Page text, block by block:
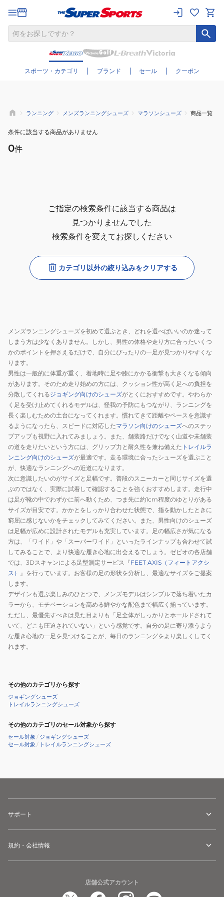
スポーツ・カテゴリ ブランド セール クーポン
さらに絞り込む
ランニング メンズランニングシューズ マラソンシューズ 商品一覧
条件に該当する商品がありません
0件
ご指定の検索条件に該当する商品は
見つかりませんでした
検索条件を変えてお探しください
カテゴリ以外の絞り込みをクリアする
メンズランニングシューズを初めて選ぶとき、どれを選べばいいのか迷って
しまう方は少なくありません。しかし、男性の体格や走り方に合ったいくつ
かのポイントを押さえるだけで、自分にぴったりの一足が見つかりやすくな
ります。
男性は一般的に体重が重く、着地時に足や膝にかかる衝撃も大きくなる傾向
があります。そのため走り始めの方には、クッション性が高く足への負担を
分散してくれるジョギング向けのシューズがとくにおすすめです。やわらか
く足を受け止めてくれるモデルは、怪我の予防にもつながり、ランニングを
長く楽しむための土台になってくれます。慣れてきて距離やペースを意識す
るようになったら、スピードに対応したマラソン向けのシューズへのステッ
プアップも視野に入れてみましょう。また、舗装路だけでなく山道や未舗装
の道を走りたいという方には、グリップ力と耐久性を兼ね備えた トレイルラ
ンニング向けのシューズが最適です。走る環境に合ったシューズを選ぶこと
が、快適なランニングへの近道になります。
次に意識したいのがサイズと足幅です。普段のスニーカーと同じサイズを選
ぶのではなく、実際に試着して確認することを強くおすすめします。走行中
は足が靴の中でわずかに前へ動くため、つま先に約1cm程度のゆとりがある
サイズが目安です。かかとをしっかり合わせた状態で、指を動かしたときに
窮屈に感じないかをチェックしてみてください。また、男性向けのシューズ
は足幅が広めに設計されたモデルも充実しています。足の幅広さが気になる
方は、「ワイド」や「スーパーワイド」といったラインナップも合わせて試
してみることで、より快適な履き心地に出会えるでしょう。ゼビオの各店舗
では、3Dスキャンによる足型測定サービス『FEET AXIS（フィートアクシ
ス） 』を行っています。お客様の足の形状を分析し、最適なサイズをご提案
します。
デザインも選ぶ楽しみのひとつで、メンズモデルはシンプルで落ち着いたカ
ラーから、モチベーションを高める鮮やかな配色まで幅広く揃っています。
ただし、最優先すべきは見た目よりも「足全体がしっかりとホールドされて
いて、どこも圧迫されていない」という感覚です。自分の足に寄り添うよう
な履き心地の一足を見つけることが、毎日のランニングをより楽しくしてく
れます。
その他のカテゴリから探す
ジョギングシューズ
トレイルランニングシューズ
その他のカテゴリのセール対象から探す
セール対象 / ジョギングシューズ
セール対象 / トレイルランニングシューズ
サポート
規約・会社情報
店舗公式アカウント